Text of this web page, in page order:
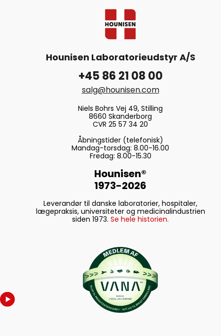
Hounisen Laboratorieudstyr A/S
+45 86 21 08 00
salg@hounisen.com
Niels Bohrs Vej 49, Stilling
8660 Skanderborg
CVR 25 57 34 20
Åbningstider (telefonisk)
Mandag-torsdag: 8.00-16.00
Fredag: 8.00-15.30
Hounisen®
1973-2026
Leverandør til danske laboratorier, hospitaler,
lægepraksis, universiteter og medicinalindustrien
siden 1973. Se hele historien.